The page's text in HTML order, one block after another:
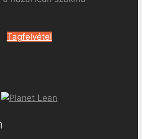
Tagfelvétel